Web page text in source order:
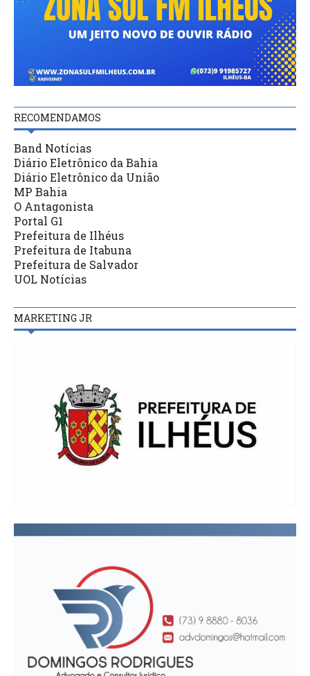
RECOMENDAMOS
Band Notícias
Diário Eletrônico da Bahia
Diário Eletrônico da União
MP Bahia
O Antagonista
Portal G1
Prefeitura de Ilhéus
Prefeitura de Itabuna
Prefeitura de Salvador
UOL Notícias
MARKETING JR